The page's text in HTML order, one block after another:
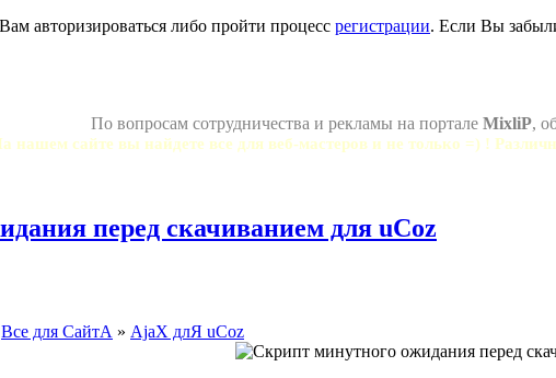
авторизироваться либо пройти процесс регистрации. Если Вы
По вопросам сотрудничества и рекламы на портале MixliP,
нашем сайте вы найдете все для веб-мастеров и не только =) !
перед скачиванием для uCoz
Все для СайтА » AjaX длЯ uCoz